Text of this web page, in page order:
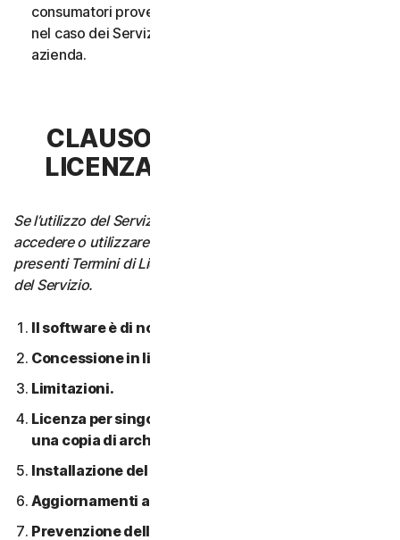
consumatori provenga da un unico nucleo familiare o,
nel caso dei Servizi aziendali, da un’unica Piccola
azienda.
CLAUSOLA 3 - TERMINI DI
LICENZA DEL SOFTWARE
Se l’utilizzo del Servizio richiede di scaricare, installare,
accedere o utilizzare il Software su un Dispositivo, i
presenti Termini di Licenza si applicano anche all’utilizzo
del Servizio.
Il software è di nostra proprietà.
Concessione in licenza.
Limitazioni.
Licenza per singolo dispositivo; consentita solo
una copia di archivio o di backup.
Installazione del software.
Aggiornamenti automatici dei contenuti.
Prevenzione della pirateria software.